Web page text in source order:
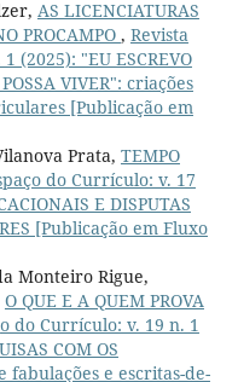
AS LICENCIATURAS
PROCAMPO , Revista
(2025): "EU ESCREVO
VIVER": criações
[Publicação em
Prata, TEMPO
do Currículo: v. 17
E DISPUTAS
[Publicação em Fluxo
Monteiro Rigue,
O QUE E A QUEM PROVA
do Currículo: v. 19 n. 1
COM OS
fabulações e escritas-de-